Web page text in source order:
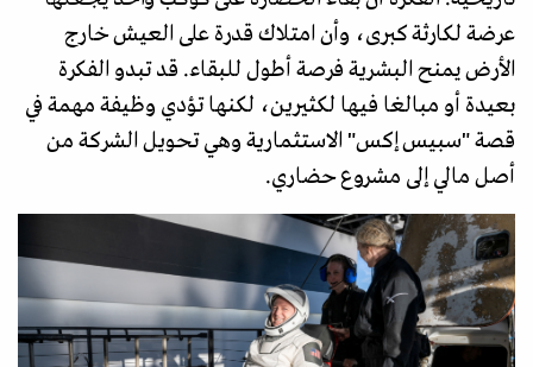
عرضة لكارثة كبرى، وأن امتلاك قدرة على العيش خارج
الأرض يمنح البشرية فرصة أطول للبقاء. قد تبدو الفكرة
بعيدة أو مبالغا فيها لكثيرين، لكنها تؤدي وظيفة مهمة في
قصة "سبيس إكس" الاستثمارية وهي تحويل الشركة من
أصل مالي إلى مشروع حضاري.